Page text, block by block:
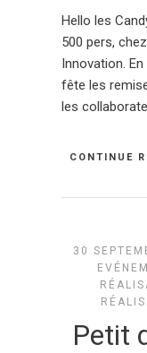
Hello les
500 pers,
Innovation.
fête les
les
CONTINUE
30
Petit